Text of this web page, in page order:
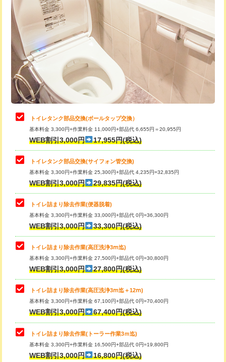
トイレタンク部品交換(ボールタップ交換）
基本料金 3,300円+作業料金 11,000円+部品代 6,655円＝20,955円
WEB割引3,000円 17,955円(税込)
トイレタンク部品交換(サイフォン管交換)
基本料金 3,300円+作業料金 25,300円+部品代 4,235円=32,835円
WEB割引3,000円 29,835円(税込)
トイレ詰まり除去作業(便器脱着)
基本料金 3,300円+作業料金 33,000円+部品代 0円=36,300円
WEB割引3,000円 33,300円(税込)
トイレ詰まり除去作業(高圧洗浄3ⅿ迄)
基本料金 3,300円+作業料金 27,500円+部品代 0円=30,800円
WEB割引3,000円 27,800円(税込)
トイレ詰まり除去作業(高圧洗浄3ⅿ迄＋12ⅿ)
基本料金 3,300円+作業料金 67,100円+部品代 0円=70,400円
WEB割引3,000円 67,400円(税込)
トイレ詰まり除去作業(トーラー作業3ｍ迄)
基本料金 3,300円+作業料金 16,500円+部品代 0円=19,800円
WEB割引3,000円 16,800円(税込)